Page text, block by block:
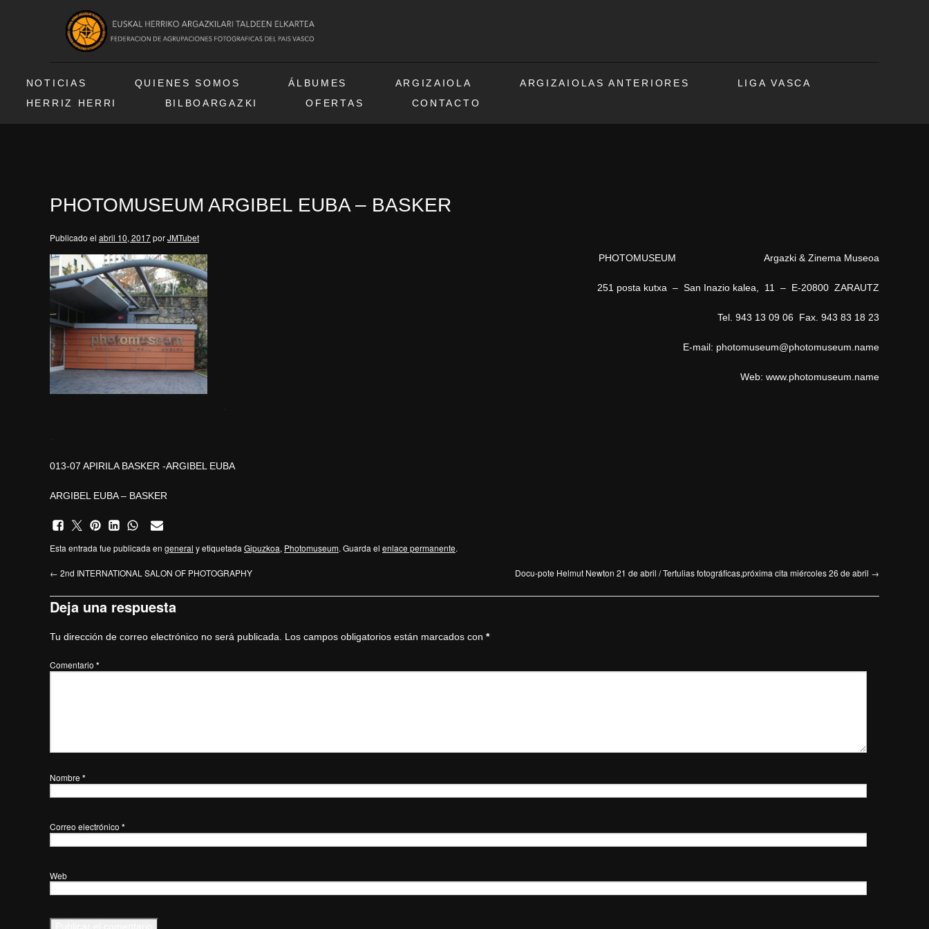
NOTICIAS QUIENES SOMOS ÁLBUMES ARGIZAIOLA ARGIZAIOLAS ANTERIORES
LIGA VASCA
HERRIZ HERRI
BILBOARGAZKI OFERTAS CONTACTO
PHOTOMUSEUM ARGIBEL EUBA – BASKER
Publicado el abril 10, 2017porJMTubet
PHOTOMUSEUM Argazki & Zinema Museoa
251 posta kutxa – San Inazio kalea, 11 – E-20800 ZARAUTZ
Tel. 943 13 09 06 Fax. 943 83 18 23
E-mail: photomuseum@photomuseum.name
Web: www.photomuseum.name
013-07 APIRILA BASKER -ARGIBEL EUBA
ARGIBEL EUBA – BASKER
Esta entrada fue publicada en general y etiquetada Gipuzkoa, Photomuseum. Guarda el enlace permanente.
← 2nd INTERNATIONAL SALON OF PHOTOGRAPHY Docu-pote Helmut Newton 21 de abril / Tertulias fotográficas,próxima cita miércoles 26 de abril →
Deja una respuesta
Tu dirección de correo electrónico no será publicada. Los campos obligatorios están marcados con *
Comentario *
Nombre *
Correo electrónico *
Web